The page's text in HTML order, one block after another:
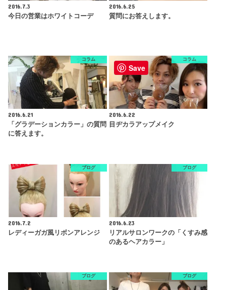
2016.7.3
今日の営業はホワイトコーデ
2016.6.25
質問にお答えします。
コラム
2016.6.21
「グラデーションカラー」の質問
に答えます。
コラム
2016.6.22
目ヂカラアップメイク
ブログ
2016.7.2
レディーガガ風リボンアレンジ
ブログ
2016.6.23
リアルサロンワークの「くすみ感
のあるヘアカラー」
ブログ ブログ
Save